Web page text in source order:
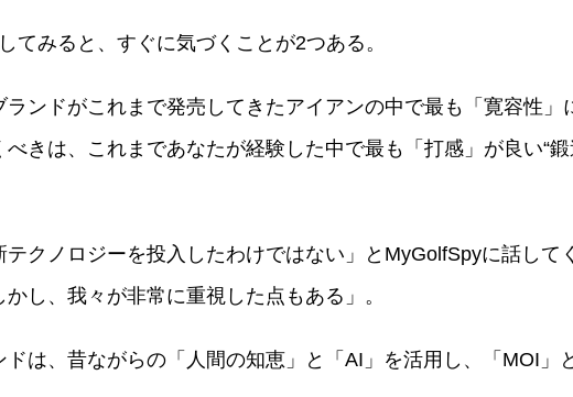
てみると、すぐに気づくことが2つある。
ンドがこれまで発売してきたアイアンの中で最も「寛容性
きは、これまであなたが経験した中で最も「打感」が良い“
テクノロジーを投入したわけではない」とMyGolfSpyに話し
し、我々が非常に重視した点もある」。
は、昔ながらの「人間の知恵」と「AI」を活用し、「MOI」